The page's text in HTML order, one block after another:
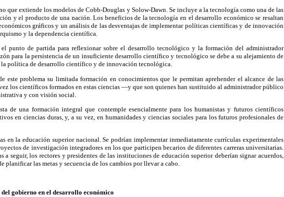
que extiende los modelos de Cobb-Douglas y Solow-Dawn. Se incluye a la tecnología como una de las
y el producto de una nación. Los beneficios de la tecnología en el desarrollo económico se resaltan
gráficos y un análisis de las desventajas de implementar políticas científicas y de innovación
y la dependencia científica.
punto de partida para reflexionar sobre el desarrollo tecnológico y la formación del administrador
para la persistencia de un insuficiente desarrollo científico y tecnológico se debe a su alejamiento de
política de desarrollo científico y de innovación tecnológica.
este problema su limitada formación en conocimientos que le permitan aprehender el alcance de las
los científicos formados en estas ciencias —y que son quienes han sustituido al administrador público
y con visión social.
de una formación integral que contemple esencialmente para los humanistas y futuros científicos
en ciencias duras, y, a su vez, en humanidades y ciencias sociales para los futuros profesionales de
en la educación superior nacional. Se podrían implementar inmediatamente currículas experimentales
de investigación integradores en los que participen becarios de diferentes carreras universitarias.
a seguir, los rectores y presidentes de las instituciones de educación superior deberían signar acuerdos,
planificar las metas y secuencia de los cambios por llevar a cabo.
gobierno en el desarrollo económico